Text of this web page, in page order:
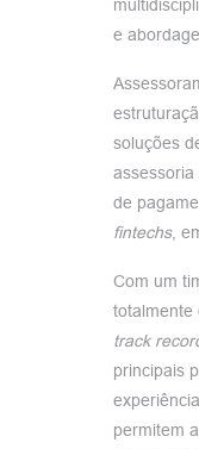
e
soluções
assessoria
de
fintechs,
Com um
totalmente
track
principais
permitem